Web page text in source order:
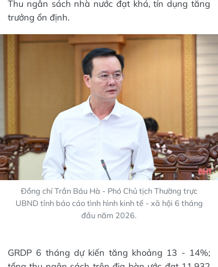
Thu ngân sách nhà nước đạt khá, tín dụng tăng
trưởng ổn định.
Đồng chí Trần Báu Hà - Phó Chủ tịch Thường trực
UBND tỉnh báo cáo tình hình kinh tế - xã hội 6 tháng
đầu năm 2026.
GRDP 6 tháng dự kiến tăng khoảng 13 - 14%;